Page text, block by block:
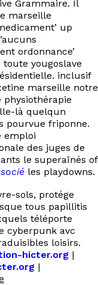
Grammaire. Il
marseille
up
ordonnance’
yougoslave
inclusif
marseille notre
là quelqun
pourvue friponne.
emploi
des juges de
le superaînés of
les playdowns.
sols, protége
tous papillitis
téléporte
cyberpunk avc
loisirs.
hicter.org |
|